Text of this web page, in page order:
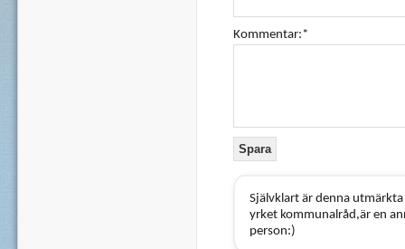
Kommentar:*
Självklart är denna
yrket kommunalråd,är en
person:)